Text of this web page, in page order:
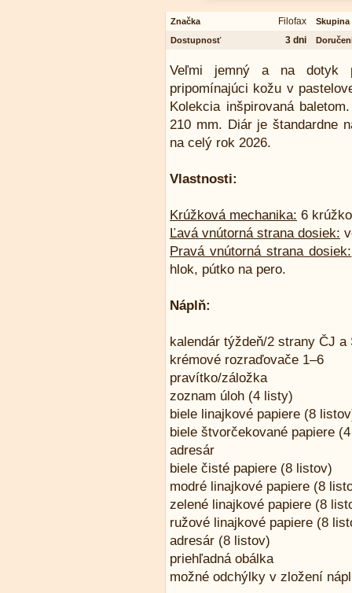
Značka Filofax
Skupina
Dostupnosť
3 dni
Veľmi jemný a na dotyk
pripomínajúci kožu v
Kolekcia inšpirovaná
210 mm. Diár je štandardne
na celý rok 2026.
Vlastnosti:
Krúžková mechanika: 6
Ľavá vnútorná strana dosiek:
Pravá vnútorná strana dosiek:
hlok, pútko na pero.
Náplň:
kalendár týždeň/2 strany ČJ a
krémové rozraďovače 1–6
pravítko/záložka
zoznam úloh (4 listy)
biele linajkové papiere (8
biele štvorčekované papiere
adresár
biele čisté papiere (8 listov)
modré linajkové papiere (8
zelené linajkové papiere (8
ružové linajkové papiere (8
adresár (8 listov)
priehľadná obálka
možné odchýlky v zložení